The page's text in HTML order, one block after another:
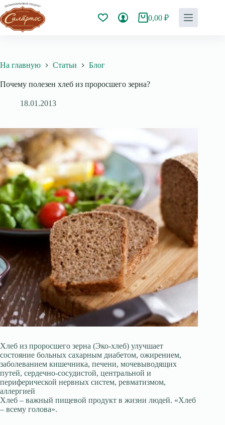
Перейти
к
сути
Корзина
0,00₽
На главную Статьи Блог
Почему полезен хлеб из проросшего зерна?
18.01.2013
Хлеб из проросшего зерна (Эко-хлеб) улучшает
состояние больных сахарным диабетом, ожирением,
заболеванием кишечника, печени, мочевыводящих
путей, сердечно-сосудистой, центральной и
периферической нервных систем, ревматизмом,
аллергией
Хлеб – важный пищевой продукт в жизни людей. «Хлеб
– всему голова».